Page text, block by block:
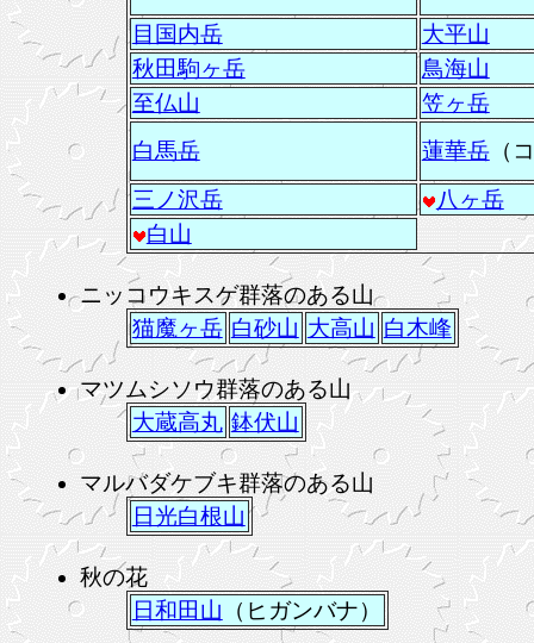
目国内岳
大平山
秋田駒ヶ岳
鳥海山
至仏山
笠ヶ岳
白馬岳
蓮華岳（
三ノ沢岳
八ヶ岳
白山
ニッコウキスゲ群落のある山
猫魔ヶ岳 白砂山 大高山 白木峰
マツムシソウ群落のある山
大蔵高丸 鉢伏山
マルバダケブキ群落のある山
日光白根山
秋の花
日和田山 （ヒガンバナ）